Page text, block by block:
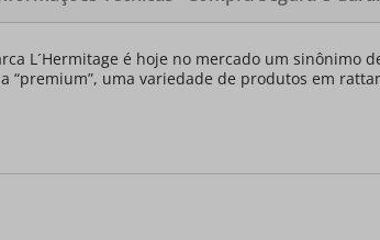
L´Hermitage é hoje no mercado um sinônimo
uma variedade de produtos em